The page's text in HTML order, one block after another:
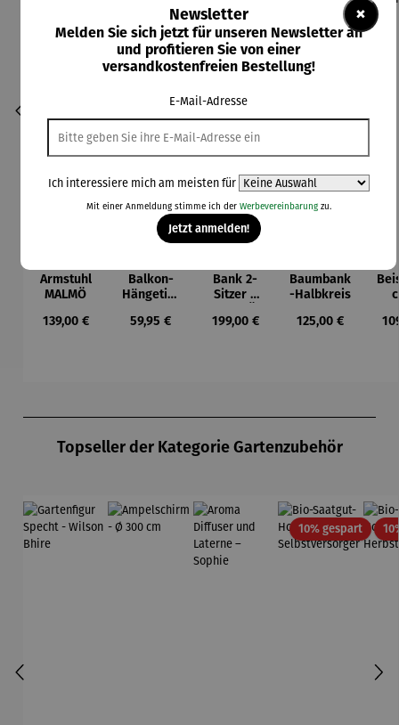
Armstuhl
MALMÖ
Regulärer Preis:
139,00 €
Balkon-
Hängetisc
BERKELEY
Regulärer Preis:
59,95 €
Bank 2-
Sitzer –
Regulärer Preis:
199,00 €
Baumbank
-Halbkreis
Regulärer Preis:
125,00 €
Topseller der Kategorie Gartenzubehör
10% gespartRabatt
×
Newsletter
Melden Sie sich jetzt für unseren Newsletter an
und profitieren Sie von einer
versandkostenfreien Bestellung!
E-Mail-Adresse
Ich interessiere mich am meisten für
Mit einer Anmeldung stimme ich der Werbevereinbarungzu.
Jetzt anmelden!